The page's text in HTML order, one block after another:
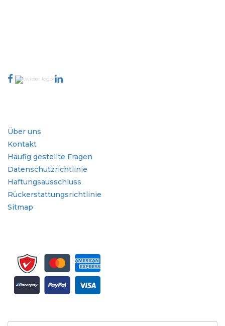
Über uns
Kontakt
Häufig gestellte Fragen
Datenschutzrichtlinie
Haftungsausschluss
Rückerstattungsrichtlinie
Sitmap